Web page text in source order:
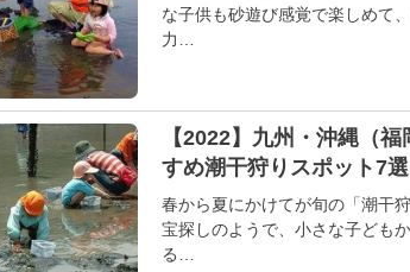
な子供も砂遊び感覚で楽しめて
力…
【2022】九州・沖縄（
すめ潮干狩りスポット7選
春から夏にかけてが旬の「潮干
宝探しのようで、小さな子ども
る…